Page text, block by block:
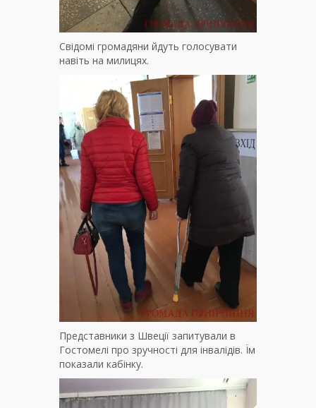
Свідомі громадяни йдуть голосувати
навіть на милицях.
Представники з Швеції запитували в
Гостомелі про зручності для інвалідів. Їм
показали кабінку.